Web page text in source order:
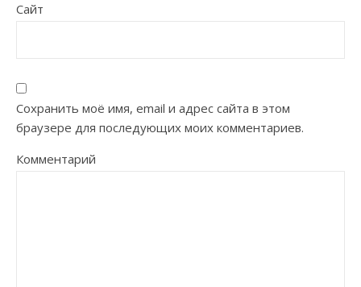
Сайт
Сохранить моё имя, email и адрес сайта в этом
браузере для последующих моих комментариев.
Комментарий